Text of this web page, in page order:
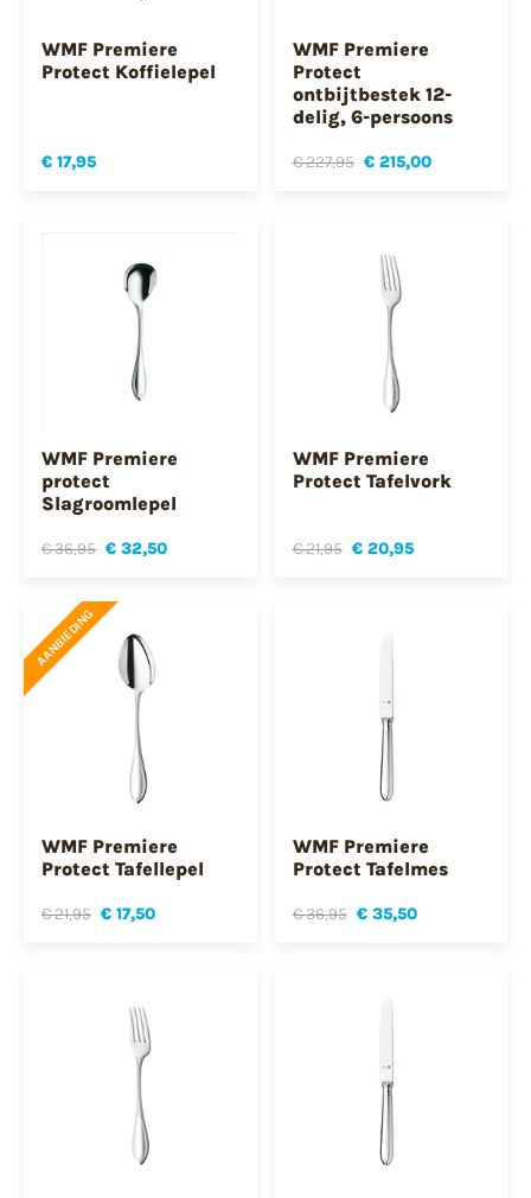
WMF Premiere
Protect Koffielepel
€ 17,95
WMF Premiere
Protect
ontbijtbestek 12-
delig, 6-persoons
€ 227,95 € 215,00
WMF Premiere
protect
Slagroomlepel
€ 36,95 € 32,50
WMF Premiere
Protect Tafelvork
€ 21,95 € 20,95
AANBIEDING
WMF Premiere
Protect Tafellepel
€ 21,95 € 17,50
WMF Premiere
Protect Tafelmes
€ 36,95 € 35,50